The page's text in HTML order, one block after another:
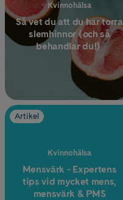
Kvinnohälsa
Så vet du att du har torra
slemhinnor (och så
behandlar du!)
Artikel
Kvinnohälsa
Mensvärk - Expertens
tips vid mycket mens,
mensvärk & PMS